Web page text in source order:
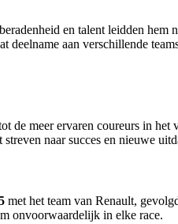
en talent leidden hem
aan verschillende
de meer ervaren coureurs in het
naar succes en nieuwe
met het team van Renault,
onvoorwaardelijk in elke race.